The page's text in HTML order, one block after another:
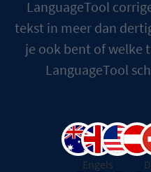
LanguageTool
tekst in meer dan
je ook bent of welke
LanguageTool
Engels